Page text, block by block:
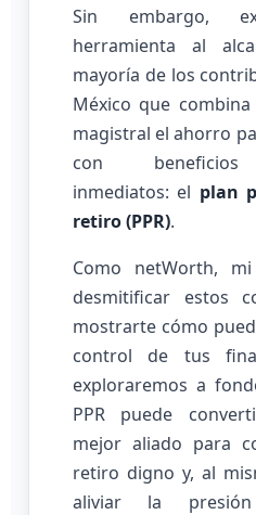
Sin embargo,
herramienta al
mayoría de los
México que
magistral el ahorro
con beneficios
inmediatos: el plan
retiro (PPR).
Como netWorth,
desmitificar estos
mostrarte cómo
control de tus
exploraremos a
PPR puede
mejor aliado para
retiro digno y, al
aliviar la